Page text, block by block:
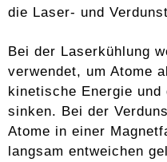
die Laser- und
Bei der Laserkühlung
verwendet, um Atome
kinetische Energie und
sinken. Bei der
Atome in einer
langsam entweichen